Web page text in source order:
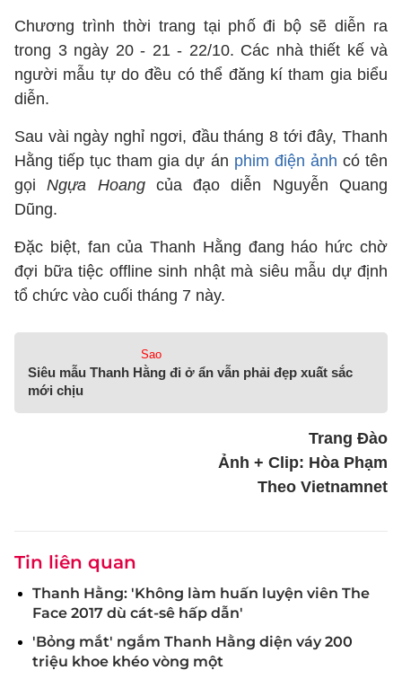
Chương trình thời trang tại phố đi bộ sẽ diễn ra
trong 3 ngày 20 - 21 - 22/10. Các nhà thiết kế và
người mẫu tự do đều có thể đăng kí tham gia biểu
diễn.
Sau vài ngày nghỉ ngơi, đầu tháng 8 tới đây, Thanh
Hằng tiếp tục tham gia dự án phim điện ảnh có tên
gọiNgựa Hoangcủa đạo diễn Nguyễn Quang
Dũng.
Đặc biệt, fan của Thanh Hằng đang háo hức chờ
đợi bữa tiệc offline sinh nhật mà siêu mẫu dự định
tổ chức vào cuối tháng 7 này.
Sao
Siêu mẫu Thanh Hằng đi ở ẩn vẫn phải đẹp xuất sắc
mới chịu
Trang Đào
Ảnh + Clip: Hòa Phạm
Theo Vietnamnet
Tin liên quan
Thanh Hằng: 'Không làm huấn luyện viên The
Face 2017 dù cát-sê hấp dẫn'
'Bỏng mắt' ngắm Thanh Hằng diện váy 200
triệu khoe khéo vòng một